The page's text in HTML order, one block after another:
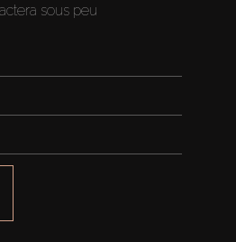
sous peu